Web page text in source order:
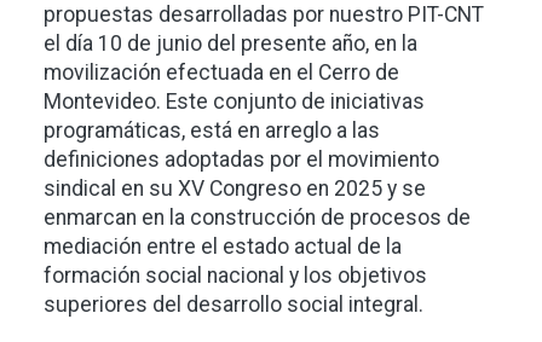
propuestas desarrolladas por nuestro PIT-CNT
el día 10 de junio del presente año, en la
movilización efectuada en el Cerro de
Montevideo. Este conjunto de iniciativas
programáticas, está en arreglo a las
definiciones adoptadas por el movimiento
sindical en su XV Congreso en 2025 y se
enmarcan en la construcción de procesos de
mediación entre el estado actual de la
formación social nacional y los objetivos
superiores del desarrollo social integral.